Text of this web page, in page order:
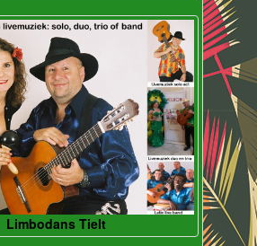
Limbodans Tielt